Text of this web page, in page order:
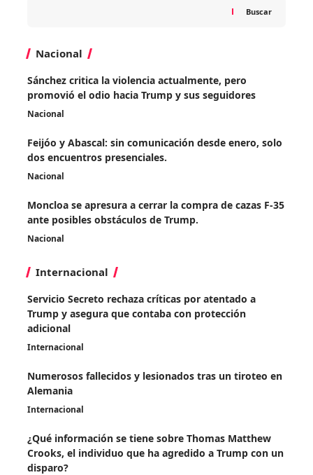
Buscar
Nacional
Sánchez critica la violencia actualmente, pero
promovió el odio hacia Trump y sus seguidores
Nacional
Feijóo y Abascal: sin comunicación desde enero, solo
dos encuentros presenciales.
Nacional
Moncloa se apresura a cerrar la compra de cazas F-35
ante posibles obstáculos de Trump.
Nacional
Internacional
Servicio Secreto rechaza críticas por atentado a
Trump y asegura que contaba con protección
adicional
Internacional
Numerosos fallecidos y lesionados tras un tiroteo en
Alemania
Internacional
¿Qué información se tiene sobre Thomas Matthew
Crooks, el individuo que ha agredido a Trump con un
disparo?